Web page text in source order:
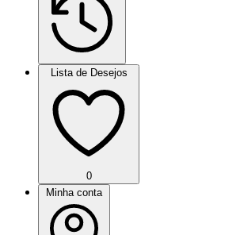
Lista de Desejos
0
Minha conta